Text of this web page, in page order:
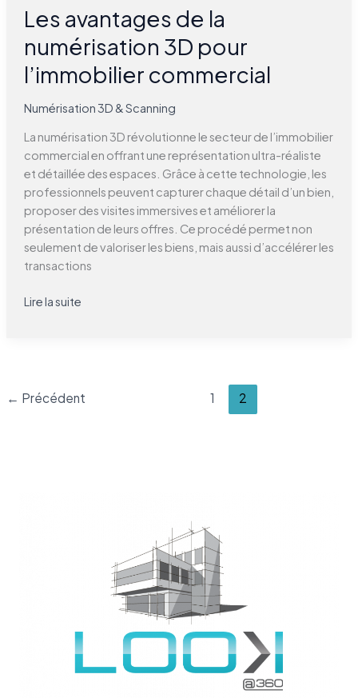
Les avantages de la
numérisation 3D pour
l’immobilier commercial
Numérisation 3D & Scanning
La numérisation 3D révolutionne le secteur de l’immobilier
commercial en offrant une représentation ultra-réaliste
et détaillée des espaces. Grâce à cette technologie, les
professionnels peuvent capturer chaque détail d’un bien,
proposer des visites immersives et améliorer la
présentation de leurs offres. Ce procédé permet non
seulement de valoriser les biens, mais aussi d’accélérer les
transactions
Lire la suite
← Précédent 1 2